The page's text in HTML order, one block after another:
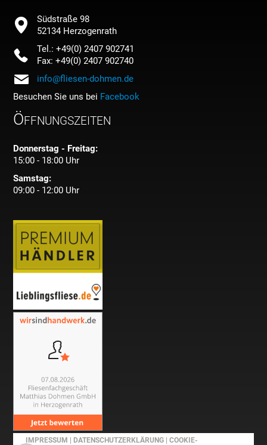
Südstraße 98
52134 Herzogenrath
Tel.: +49(0) 2407 902741
Fax: +49(0) 2407 902740
info@fliesen-dohmen.de
Besuchen Sie uns bei Facebook
Öffnungszeiten
Donnerstag - Freitag:
15:00 - 18:00 Uhr
Samstag:
09:00 - 12:00 Uhr
IMPRESSUM | DATENSCHUTZERKLÄRUNG| COOKIE-